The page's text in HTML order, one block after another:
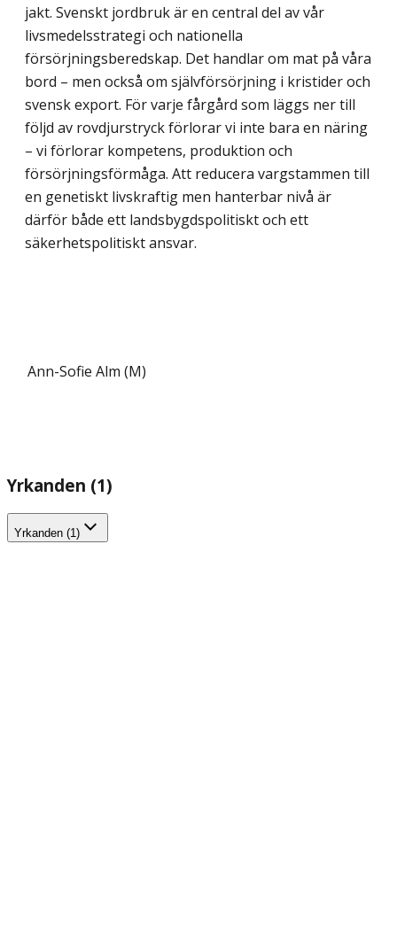
jakt. Svenskt jordbruk är en central del av vår
livsmedelsstrategi och nationella
försörjningsberedskap. Det handlar om mat på våra
bord – men också om självförsörjning i kristider och
svensk export. För varje fårgård som läggs ner till
följd av rovdjurstryck förlorar vi inte bara en näring
– vi förlorar kompetens, produktion och
försörjningsförmåga. Att reducera vargstammen till
en genetiskt livskraftig men hanterbar nivå är
därför både ett landsbygdspolitiskt och ett
säkerhetspolitiskt ansvar.
Ann-Sofie Alm (M)
Yrkanden (1)
Yrkanden (1)